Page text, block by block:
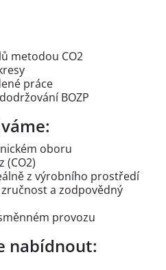
metodou CO2
práce
BOZP
oboru
(CO2)
z výrobního prostředí
a zodpovědný
provozu
nabídnout: